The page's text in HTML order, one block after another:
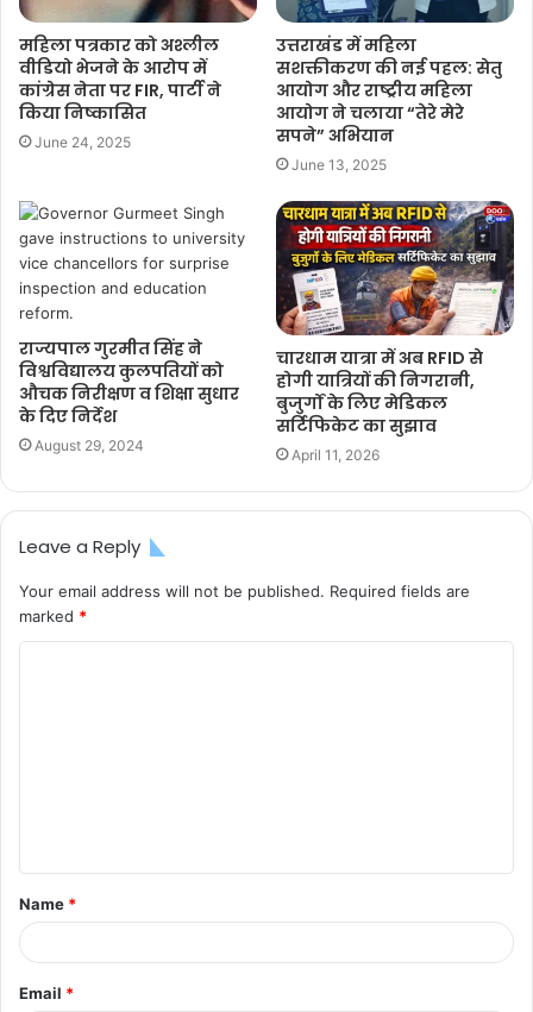
महिला पत्रकार को अश्लील
वीडियो भेजने के आरोप में
कांग्रेस नेता पर FIR, पार्टी ने
किया निष्कासित
June 24, 2025
उत्तराखंड में महिला
सशक्तीकरण की नई पहल: सेतु
आयोग और राष्ट्रीय महिला
आयोग ने चलाया “तेरे मेरे
सपने” अभियान
June 13, 2025
राज्यपाल गुरमीत सिंह ने
विश्वविद्यालय कुलपतियों को
औचक निरीक्षण व शिक्षा सुधार
के दिए निर्देश
August 29, 2024
चारधाम यात्रा में अब RFID से
होगी यात्रियों की निगरानी,
बुजुर्गों के लिए मेडिकल
सर्टिफिकेट का सुझाव
April 11, 2026
Leave a Reply
Your email address will not be published. Required fields are
marked *
t
*
Name *
Email *